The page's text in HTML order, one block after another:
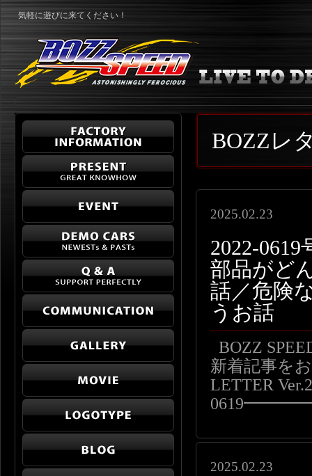
気軽に遊びに来てください！
BOZZレ
2025.02.23
2022-
部品がど
話／危険
うお話
BOZZ
新着記事を
LETTER
2025.02.23